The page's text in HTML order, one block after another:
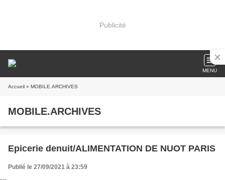
Publicité
MENU
Accueil » MOBILE.ARCHIVES
MOBILE.ARCHIVES
Epicerie denuit/ALIMENTATION DE NUOT PARIS
Publié le 27/09/2021 à 23:59